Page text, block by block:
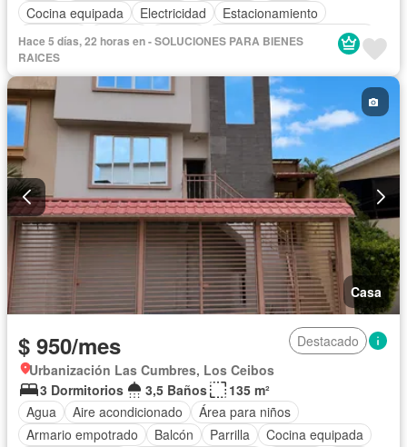
Cocina equipada
Electricidad
Estacionamiento
Gimnasio
Internet Piscina Completamente amoblado
Hace 5 días, 22 horas en - SOLUCIONES PARA BIENES
RAICES
Casa
$ 950/mes
Destacado
Urbanización Las Cumbres, Los Ceibos
3 Dormitorios
3,5 Baños
135 m²
Agua
Aire acondicionado
Área para niños
Armario empotrado
Balcón Parrilla
Cocina equipada